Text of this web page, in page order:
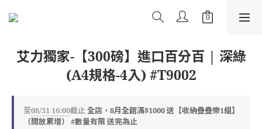
艾力獨家-【300磅】進口百分百 | 深綠
(A4規格-4入) #T9002
至08/31 16:00截止全店，8月全館滿$1000 送【收納疊疊樂1組】
（開放累增） #數量有限 送完為止